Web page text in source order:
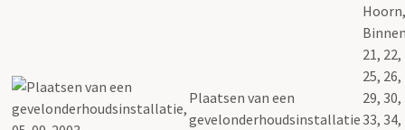
Plaatsen van een
gevelonderhoudsinstallatie
Hoorn,
21,
25,
29,
33, 34,